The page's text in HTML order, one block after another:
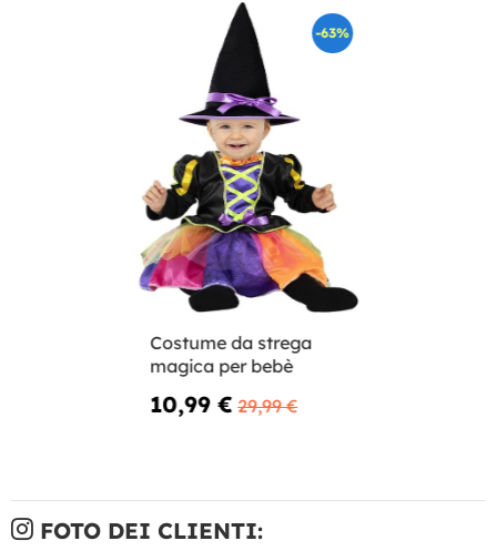
-63%
Costume da strega
magica per bebè
10,99 € 29,99 €
FOTO DEI CLIENTI: